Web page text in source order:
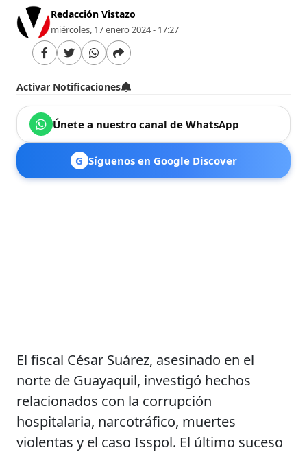
Redacción Vistazo
miércoles, 17 enero 2024 - 17:27
Activar Notificaciones
Únete a nuestro canal de WhatsApp
G Síguenos en Google Discover
El fiscal César Suárez, asesinado en el
norte de Guayaquil, investigó hechos
relacionados con la corrupción
hospitalaria, narcotráfico, muertes
violentas y el caso Isspol. El último suceso